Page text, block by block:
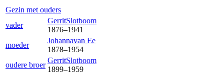
Gezin met ouders
vader
GerritSlotboom
1876–1941
moeder
Johannavan Ee
1878–1954
oudere broer
GerritSlotboom
1899–1959